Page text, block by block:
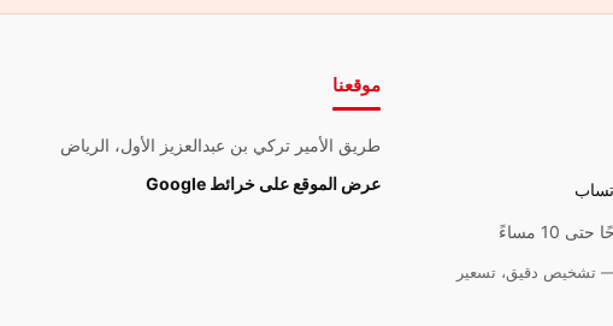
— تشخيص دقيق، تسعير
موقعنا
طريق الأمير تركي بن عبدالعزيز الأول، الرياض
عرض الموقع على خرائط Google